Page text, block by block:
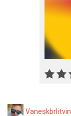
Vaneskbrlitvin